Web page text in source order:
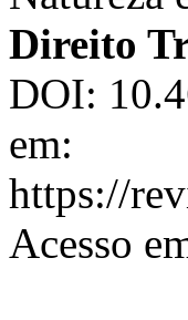
Direito
DOI:
em:
https://
Acesso